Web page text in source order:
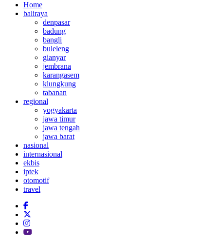
Home
baliraya
denpasar
badung
bangli
buleleng
gianyar
jembrana
karangasem
klungkung
tabanan
regional
yogyakarta
jawa timur
jawa tengah
jawa barat
nasional
internasional
ekbis
iptek
otomotif
travel